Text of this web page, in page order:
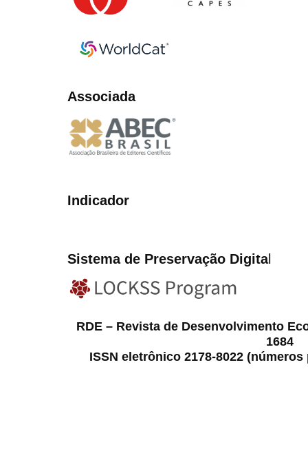
Associada
Indicador
Sistema de Preservação Digital
RDE – Revista de Desenvolvimento
1684
ISSN eletrônico 2178-8022